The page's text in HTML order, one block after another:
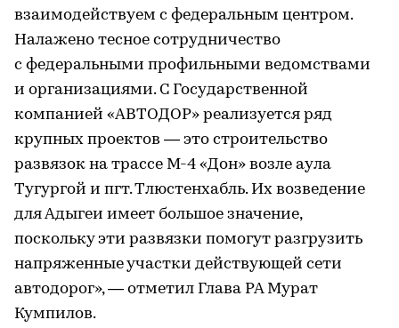
взаимодействуем с федеральным центром.
Налажено тесное сотрудничество
с федеральными профильными ведомствами
и организациями. С Государственной
компанией «АВТОДОР» реализуется ряд
крупных проектов — это строительство
развязок на трассе М-4 «Дон» возле аула
Тугургой и пгт. Тлюстенхабль. Их возведение
для Адыгеи имеет большое значение,
поскольку эти развязки помогут разгрузить
напряженные участки действующей сети
автодорог», — отметил Глава РА Мурат
Кумпилов.